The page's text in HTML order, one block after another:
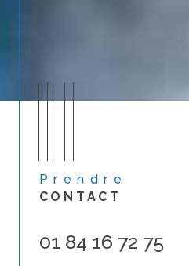
Prendre
CONTACT
01 84 16 72 75